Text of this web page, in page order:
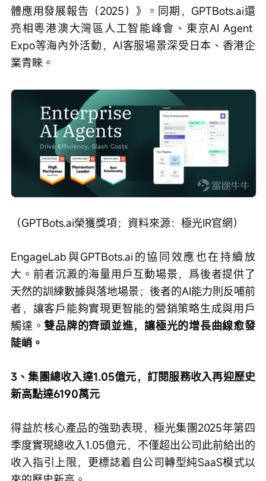
體應用發展報告（2025）》。同期，GPTBots.ai還
亮相粵港澳大灣區人工智能峰會、東京AI Agent
Expo等海內外活動，AI客服場景深受日本、香港企
業青睞。
（GPTBots.ai榮獲獎項；資料來源：極光IR官網）
EngageLab與GPTBots.ai的協同效應也在持續放
大。前者沉澱的海量用戶互動場景，爲後者提供了
天然的訓練數據與落地場景；後者的AI能力則反哺前
者，讓客戶能夠實現更智能的營銷策略生成與用戶
觸達。雙品牌的齊頭並進，讓極光的增長曲線愈發
陡峭。
3、集團總收入達1.05億元，訂閱服務收入再迎歷史
新高點達6190萬元
得益於核心產品的強勁表現，極光集團2025年第四
季度實現總收入1.05億元，不僅超出公司此前給出的
收入指引上限，更標誌着自公司轉型純SaaS模式以